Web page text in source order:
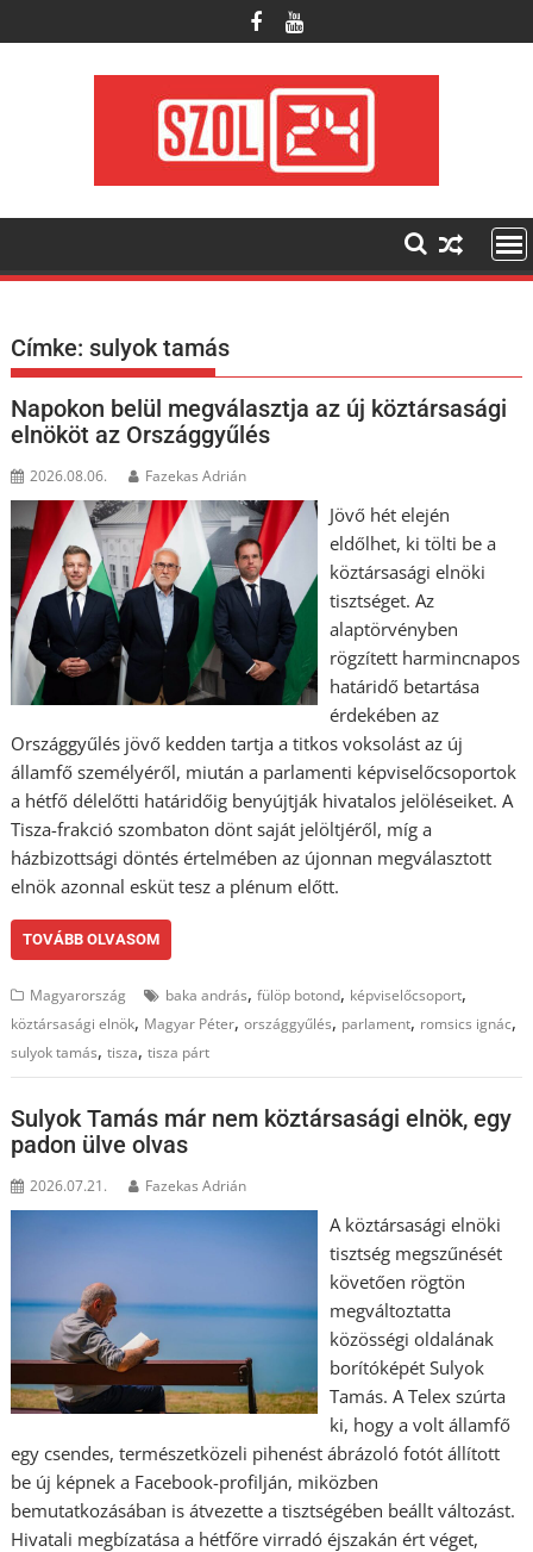
to
Címke:sulyok tamás
Napokon belül megválasztja az új köztársasági
elnököt az Országgyűlés
2026.08.06. Fazekas Adrián
Jövő hét elején
eldőlhet, ki tölti be a
köztársasági elnöki
tisztséget. Az
alaptörvényben
rögzített harmincnapos
határidő betartása
érdekében az
Országgyűlés jövő kedden tartja a titkos voksolást az új
államfő személyéről, miután a parlamenti képviselőcsoportok
a hétfő délelőtti határidőig benyújtják hivatalos jelöléseiket. A
Tisza-frakció szombaton dönt saját jelöltjéről, míg a
házbizottsági döntés értelmében az újonnan megválasztott
elnök azonnal esküt tesz a plénum előtt.
TOVÁBB OLVASOM
Magyarország baka andrás,fülöp botond, képviselőcsoport,
köztársasági elnök, Magyar Péter,országgyűlés, parlament, romsics ignác,
sulyok tamás,tisza,tisza párt
Sulyok Tamás már nem köztársasági elnök, egy
padon ülve olvas
2026.07.21. Fazekas Adrián
A köztársasági elnöki
tisztség megszűnését
követően rögtön
megváltoztatta
közösségi oldalának
borítóképét Sulyok
Tamás. A Telex szúrta
ki, hogy a volt államfő
egy csendes, természetközeli pihenést ábrázoló fotót állított
be új képnek a Facebook-profilján, miközben
bemutatkozásában is átvezette a tisztségében beállt változást.
Hivatali megbízatása a hétfőre virradó éjszakán ért véget,